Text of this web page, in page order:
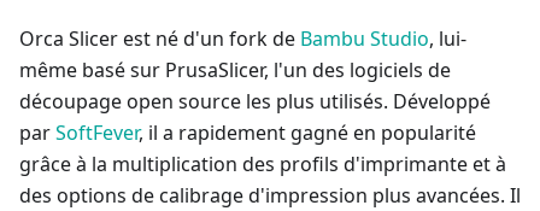
Orca Slicer est né d'un fork de Bambu Studio, lui-
même basé sur PrusaSlicer, l'un des logiciels de
découpage open source les plus utilisés. Développé
parSoftFever, il a rapidement gagné en popularité
grâce à la multiplication des profils d'imprimante et à
des options de calibrage d'impression plus avancées. Il